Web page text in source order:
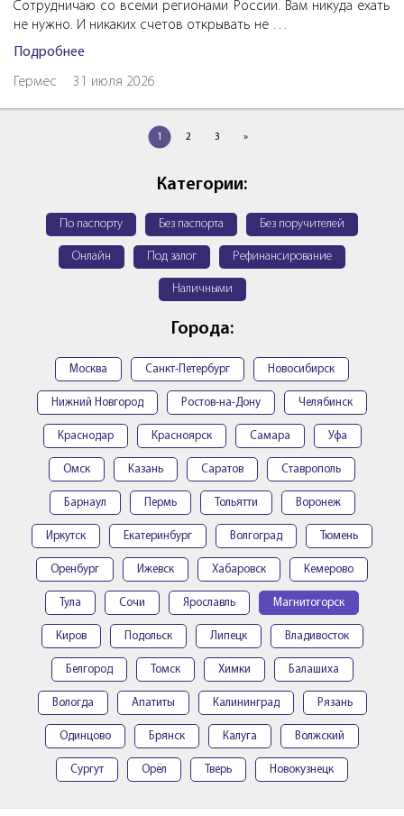
Сотрудничаю со всеми регионами России. Вам никуда ехать
не нужно. И никаких счетов открывать не …
Подробнее
Гермес 31 июля 2026
1 2 3 »
Категории:
По паспорту Без паспорта Без поручителей
Онлайн Под залог Рефинансирование
Наличными
Города:
Москва Санкт-Петербург Новосибирск
Нижний Новгород Ростов-на-Дону Челябинск
Краснодар Красноярск Самара Уфа
Омск Казань Саратов Ставрополь
Барнаул Пермь Тольятти Воронеж
Иркутск Екатеринбург Волгоград Тюмень
Оренбург Ижевск Хабаровск Кемерово
Тула Сочи Ярославль Магнитогорск
Киров Подольск Липецк Владивосток
Белгород Томск Химки Балашиха
Вологда Апатиты Калининград Рязань
Одинцово Брянск Калуга Волжский
Сургут Орёл Тверь Новокузнецк